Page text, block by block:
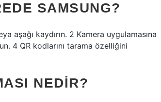
SAMSUNG?
aşağı kaydırın. 2 Kamera uygulamasına
4 QR kodlarını tarama özelliğini
NEDIR?